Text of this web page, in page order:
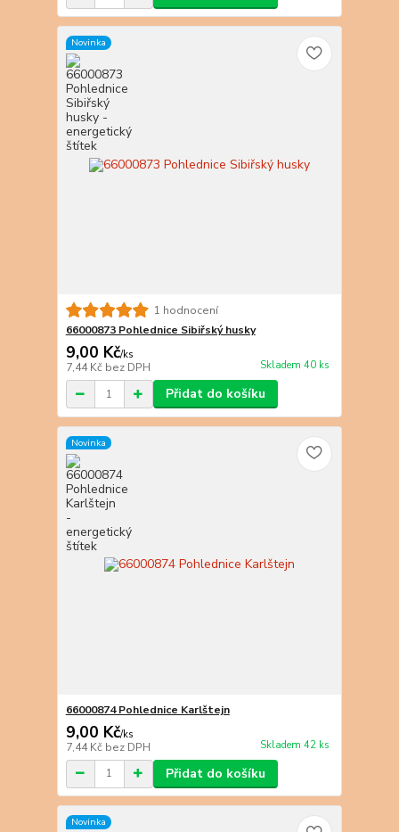
Novinka
1 hodnocení
66000873 Pohlednice Sibiřský husky
9,00 Kč/ks
7,44 Kč bez DPH Skladem 40 ks
Přidat do košíku
Novinka
66000874 Pohlednice Karlštejn
9,00 Kč/ks
7,44 Kč bez DPH Skladem 42 ks
Přidat do košíku
Novinka